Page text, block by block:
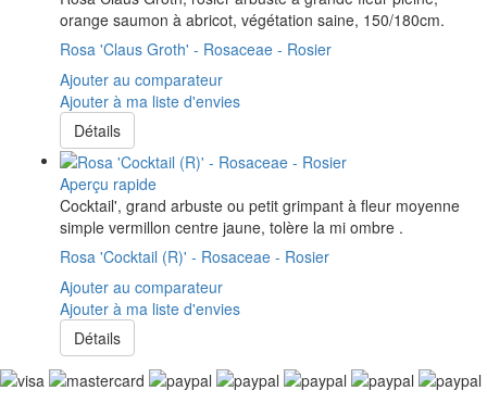
orange saumon à abricot, végétation saine, 150/180cm.
Rosa 'Claus Groth' - Rosaceae - Rosier
Ajouter au comparateur
Ajouter à ma liste d'envies
Détails
Aperçu rapide
Cocktail', grand arbuste ou petit grimpant à fleur moyenne
simple vermillon centre jaune, tolère la mi ombre .
Rosa 'Cocktail (R)' - Rosaceae - Rosier
Ajouter au comparateur
Ajouter à ma liste d'envies
Détails